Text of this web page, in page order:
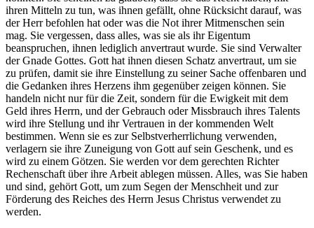
ihren Mitteln zu tun, was ihnen gefällt, ohne Rücksicht darauf, was
der Herr befohlen hat oder was die Not ihrer Mitmenschen sein
mag. Sie vergessen, dass alles, was sie als ihr Eigentum
beanspruchen, ihnen lediglich anvertraut wurde. Sie sind Verwalter
der Gnade Gottes. Gott hat ihnen diesen Schatz anvertraut, um sie
zu prüfen, damit sie ihre Einstellung zu seiner Sache offenbaren und
die Gedanken ihres Herzens ihm gegenüber zeigen können. Sie
handeln nicht nur für die Zeit, sondern für die Ewigkeit mit dem
Geld ihres Herrn, und der Gebrauch oder Missbrauch ihres Talents
wird ihre Stellung und ihr Vertrauen in der kommenden Welt
bestimmen. Wenn sie es zur Selbstverherrlichung verwenden,
verlagern sie ihre Zuneigung von Gott auf sein Geschenk, und es
wird zu einem Götzen. Sie werden vor dem gerechten Richter
Rechenschaft über ihre Arbeit ablegen müssen. Alles, was Sie haben
und sind, gehört Gott, um zum Segen der Menschheit und zur
Förderung des Reiches des Herrn Jesus Christus verwendet zu
werden.